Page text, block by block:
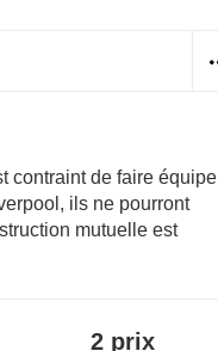
contraint de faire équipe
ils ne pourront
mutuelle est
2 prix